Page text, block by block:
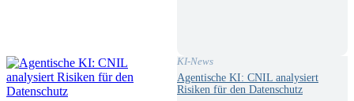
KI-News
Agentische KI: CNIL analysiert
Risiken für den Datenschutz